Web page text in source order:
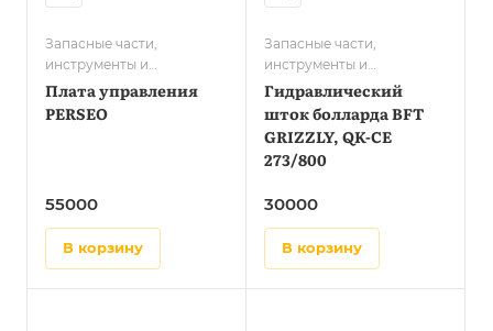
Запасные части,
инструменты и
принадлежности QUIKO
Плата управления
PERSEO
55000
в корзину
Запасные части,
инструменты и
принадлежности QUIKO
Гидравлический
шток болларда BFT
GRIZZLY, QK-CE
273/800
30000
в корзину